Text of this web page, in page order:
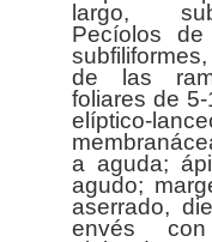
largo,
Pecíolos
de las
foliares de
elíptico-
a aguda;
agudo;
aserrado,
envés